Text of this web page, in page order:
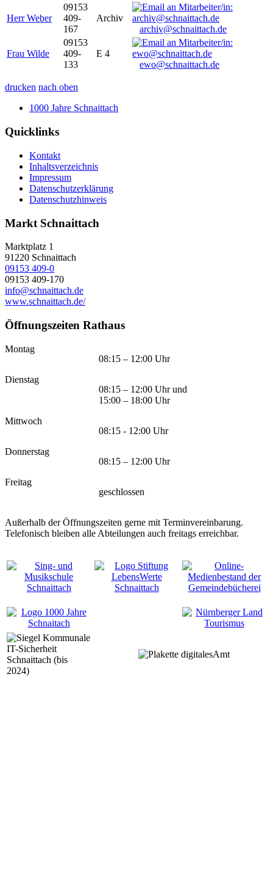
Herr Weber
09153
409-
167
Archiv
archiv@schnaittach.de
Frau Wilde
09153
409-
133
E 4
ewo@schnaittach.de
drucken nach oben
1000 Jahre Schnaittach
Quicklinks
Kontakt
Inhaltsverzeichnis
Impressum
Datenschutzerklärung
Datenschutzhinweis
Markt Schnaittach
Marktplatz 1
91220 Schnaittach
09153 409-0
09153 409-170
info@schnaittach.de
www.schnaittach.de/
Öffnungszeiten Rathaus
Montag
08:15 – 12:00 Uhr
Dienstag
08:15 – 12:00 Uhr und
15:00 – 18:00 Uhr
Mittwoch
08:15 - 12:00 Uhr
Donnerstag
08:15 – 12:00 Uhr
Freitag
geschlossen
Außerhalb der Öffnungszeiten gerne mit Terminvereinbarung.
Telefonisch bleiben alle Abteilungen auch freitags erreichbar.